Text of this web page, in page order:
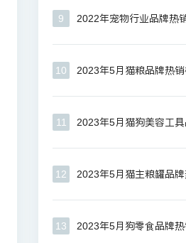
9 2022年宠物行业品牌热
10 2023年5月猫粮品牌热销
11 2023年5月猫狗美容工
12 2023年5月猫主粮罐品
13 2023年5月狗零食品牌